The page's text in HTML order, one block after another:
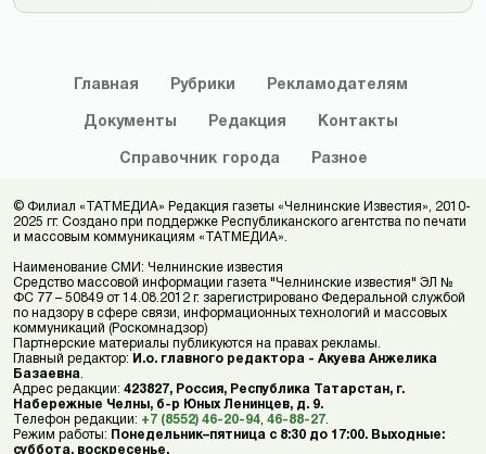
Главная Рубрики Рекламодателям
Документы Редакция Контакты
Справочник города Разное
© Филиал «ТАТМЕДИА» Редакция газеты «Челнинские Известия», 2010-
2025 гг. Создано при поддержке Республиканского агентства по печати
и массовым коммуникациям «ТАТМЕДИА».
Наименование СМИ: Челнинские известия
Средство массовой информации газета "Челнинские известия" ЭЛ №
ФС 77 – 50849 от 14.08.2012 г. зарегистрировано Федеральной службой
по надзору в сфере связи, информационных технологий и массовых
коммуникаций (Роскомнадзор)
Партнерские материалы публикуются на правах рекламы.
Главный редактор: И.о. главного редактора - Акуева Анжелика
Базаевна
Адрес редакции: 423827, Россия, Республика Татарстан, г.
Набережные Челны, б-р Юных Ленинцев, д. 9.
Телефон редакции: +7 (8552) 46-20-94 46-88-27
Режим работы: Понедельник–пятница с 8:30 до 17:00. Выходные:
суббота, воскресенье.